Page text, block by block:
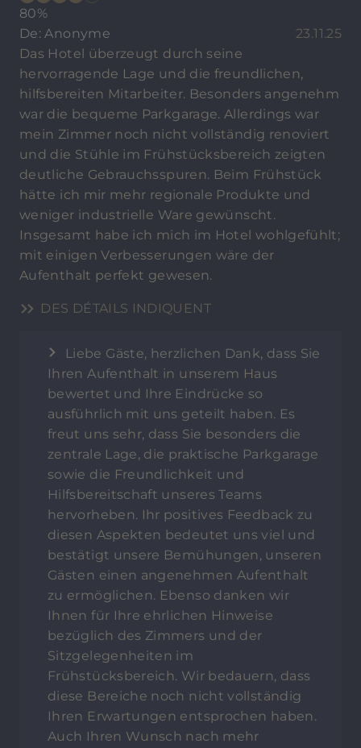
80%
De: Anonyme
23.11.25
Das Hotel überzeugt durch seine
hervorragende Lage und die freundlichen,
hilfsbereiten Mitarbeiter. Besonders angenehm
war die bequeme Parkgarage. Allerdings war
mein Zimmer noch nicht vollständig renoviert
und die Stühle im Frühstücksbereich zeigten
deutliche Gebrauchsspuren. Beim Frühstück
hätte ich mir mehr regionale Produkte und
weniger industrielle Ware gewünscht.
Insgesamt habe ich mich im Hotel wohlgefühlt;
mit einigen Verbesserungen wäre der
Aufenthalt perfekt gewesen.
DES DÉTAILS INDIQUENT
Liebe Gäste, herzlichen Dank, dass Sie
Ihren Aufenthalt in unserem Haus
bewertet und Ihre Eindrücke so
ausführlich mit uns geteilt haben. Es
freut uns sehr, dass Sie besonders die
zentrale Lage, die praktische Parkgarage
sowie die Freundlichkeit und
Hilfsbereitschaft unseres Teams
hervorheben. Ihr positives Feedback zu
diesen Aspekten bedeutet uns viel und
bestätigt unsere Bemühungen, unseren
Gästen einen angenehmen Aufenthalt
zu ermöglichen. Ebenso danken wir
Ihnen für Ihre ehrlichen Hinweise
bezüglich des Zimmers und der
Sitzgelegenheiten im
Frühstücksbereich. Wir bedauern, dass
diese Bereiche noch nicht vollständig
Ihren Erwartungen entsprochen haben.
Auch Ihren Wunsch nach mehr